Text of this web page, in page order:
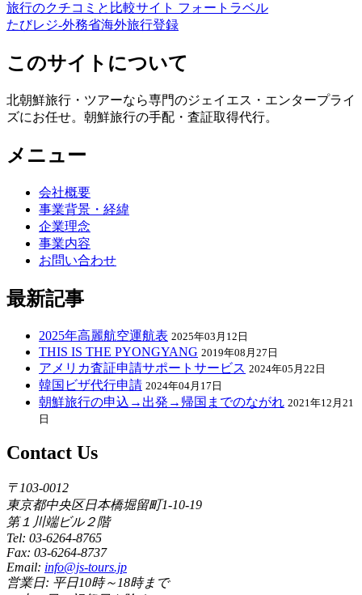
旅行のクチコミと比較サイト フォートラベル
たびレジ-外務省海外旅行登録
このサイトについて
北朝鮮旅行・ツアーなら専門のジェイエス・エンタープライ
ズにお任せ。朝鮮旅行の手配・査証取得代行。
メニュー
会社概要
事業背景・経緯
企業理念
事業内容
お問い合わせ
最新記事
2025年高麗航空運航表 2025年03月12日
THIS IS THE PYONGYANG 2019年08月27日
アメリカ査証申請サポートサービス 2024年05月22日
韓国ビザ代行申請 2024年04月17日
朝鮮旅行の申込→出発→帰国までのながれ 2021年12月21
日
Contact Us
〒103-0012
東京都中央区日本橋堀留町1-10-19
第１川端ビル２階
Tel: 03-6264-8765
Fax: 03-6264-8737
Email: info@js-tours.jp
営業日: 平日10時～18時まで